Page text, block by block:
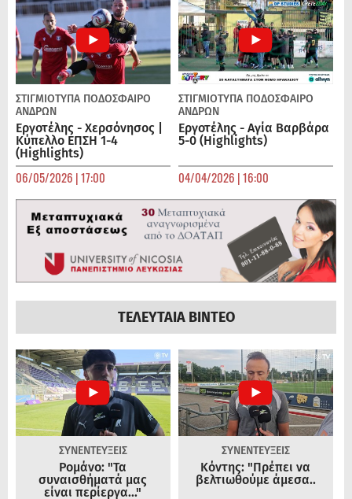
ΣΤΙΓΜΙΟΤΥΠΑ ΠΟΔΌΣΦΑΙΡΟ
ΑΝΔΡΏΝ
Εργοτέλης - Χερσόνησος |
Κύπελλο ΕΠΣΗ 1-4
(Highlights)
06/05/2026 | 17:00
ΣΤΙΓΜΙΟΤΥΠΑ ΠΟΔΌΣΦΑΙΡΟ
ΑΝΔΡΏΝ
Εργοτέλης - Αγία Βαρβάρα
5-0 (Highlights)
04/04/2026 | 16:00
ΤΕΛΕΥΤΑΙΑ ΒΙΝΤΕΟ
ΣΥΝΕΝΤΕΥΞΕΙΣ
Ρομάνο: "Τα
συναισθήματά μας
είναι περίεργα..."
ΣΥΝΕΝΤΕΥΞΕΙΣ
Κόντης: "Πρέπει να
βελτιωθούμε άμεσα..